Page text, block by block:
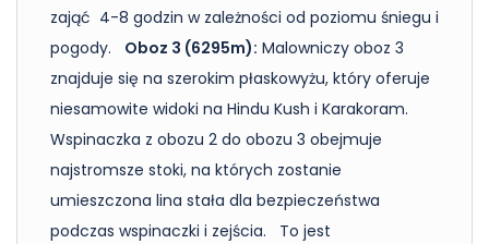
zająć 4-8 godzin w zależności od poziomu śniegu i
pogody. Oboz 3 (6295m): Malowniczy oboz 3
znajduje się na szerokim płaskowyżu, który oferuje
niesamowite widoki na Hindu Kush i Karakoram.
Wspinaczka z obozu 2 do obozu 3 obejmuje
najstromsze stoki, na których zostanie
umieszczona lina stała dla bezpieczeństwa
podczas wspinaczki i zejścia. To jest